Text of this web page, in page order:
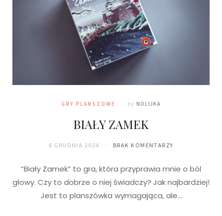
GRY PLANSZOWE by NOLIJKA
BIAŁY ZAMEK
8 GRUDNIA 2024 BRAK KOMENTARZY
“Biały Zamek” to gra, która przyprawia mnie o ból
głowy. Czy to dobrze o niej świadczy? Jak najbardziej!
Jest to planszówka wymagająca, ale…